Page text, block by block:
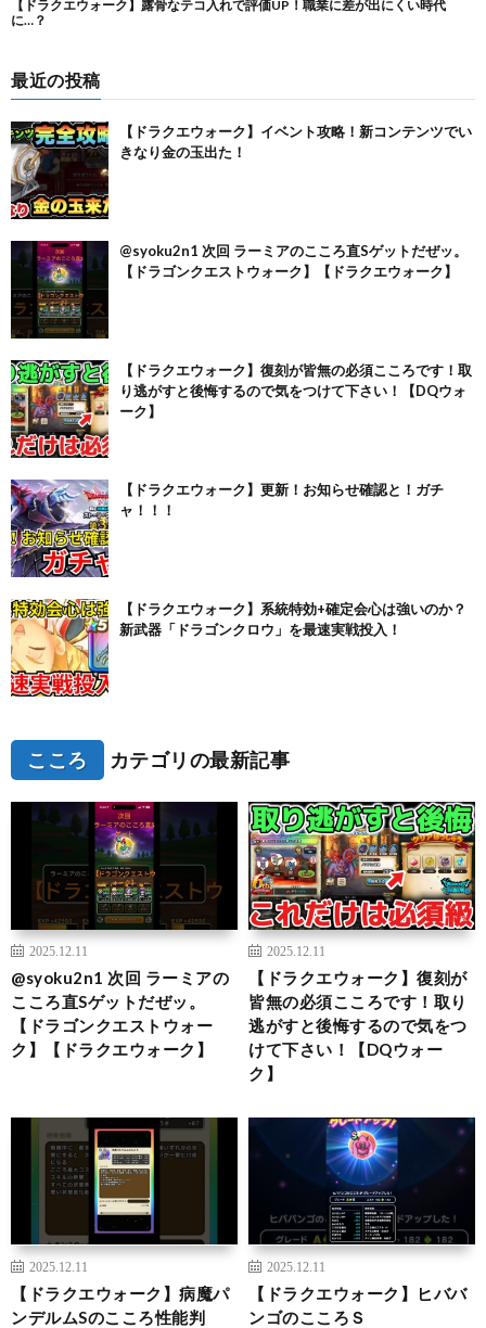
最近の投稿
【ドラクエウォーク】イベント攻略！新コンテンツでい
きなり金の玉出た！
@syoku2n1 次回 ラーミアのこころ直Sゲットだぜッ。
【ドラゴンクエストウォーク】【ドラクエウォーク】
【ドラクエウォーク】復刻が皆無の必須こころです！取
り逃がすと後悔するので気をつけて下さい！【DQウォ
ーク】
【ドラクエウォーク】更新！お知らせ確認と！ガチ
ャ！！！
【ドラクエウォーク】系統特効+確定会心は強いのか？
新武器「ドラゴンクロウ」を最速実戦投入！
こころ カテゴリの最新記事
2025.12.11
@syoku2n1 次回 ラーミアの
こころ直Sゲットだぜッ。
【ドラゴンクエストウォー
ク】【ドラクエウォーク】
2025.12.11
【ドラクエウォーク】復刻が
皆無の必須こころです！取り
逃がすと後悔するので気をつ
けて下さい！【DQウォー
ク】
2025.12.11
【ドラクエウォーク】病魔パ
ンデルムSのこころ性能判
2025.12.11
【ドラクエウォーク】ヒババ
ンゴのこころＳ